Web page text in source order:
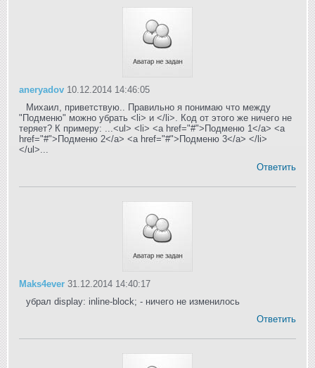
aneryadov 10.12.2014 14:46:05
Михаил, приветствую.. Правильно я понимаю что между
"Подменю" можно убрать <li> и </li>. Код от этого же ничего не
теряет? К примеру: ...<ul> <li> <a href="#">Подменю 1</a> <a
href="#">Подменю 2</a> <a href="#">Подменю 3</a> </li>
</ul>...
Ответить
Maks4ever 31.12.2014 14:40:17
убрал display: inline-block; - ничего не изменилось
Ответить